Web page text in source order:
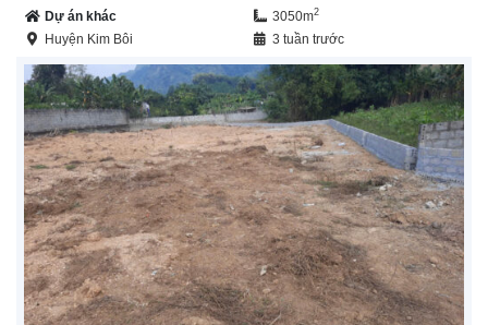
Dự án khác 3050m2
Huyện Kim Bôi 3 tuần trước